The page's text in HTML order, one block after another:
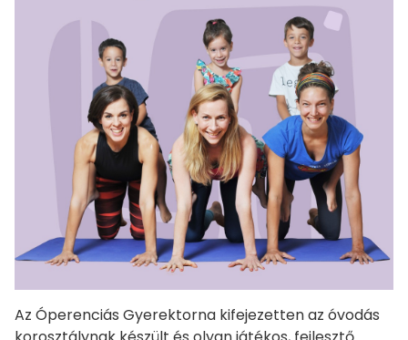
Az Óperenciás Gyerektorna kifejezetten az óvodás